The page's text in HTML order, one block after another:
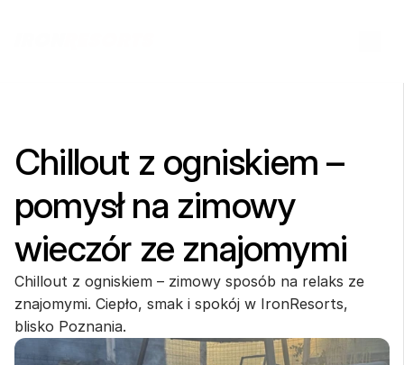
Chillout z ogniskiem –
pomysł na zimowy
wieczór ze znajomymi
Chillout z ogniskiem – zimowy sposób na relaks ze
znajomymi. Ciepło, smak i spokój w IronResorts,
blisko Poznania.